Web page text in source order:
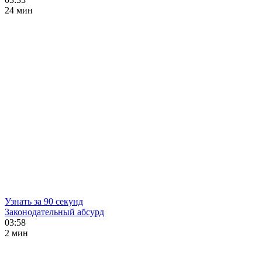
24 мин
Узнать за 90 секунд
Законодательный абсурд
03:58
2 мин